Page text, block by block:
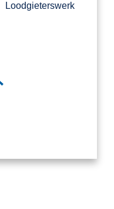
Loodgieterswerk